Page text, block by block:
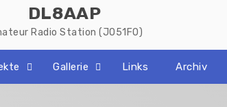
DL8AAP
Radio Station (JO51FO)
Gallerie Links Archiv